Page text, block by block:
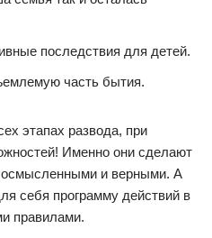
последствия для детей.
часть бытия.
этапах развода, при
Именно они сделают
и верными. А
себя программу действий в
правилами.